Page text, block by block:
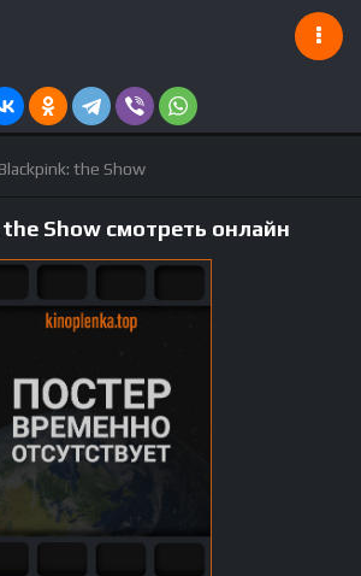
the Show
Show смотреть онлайн